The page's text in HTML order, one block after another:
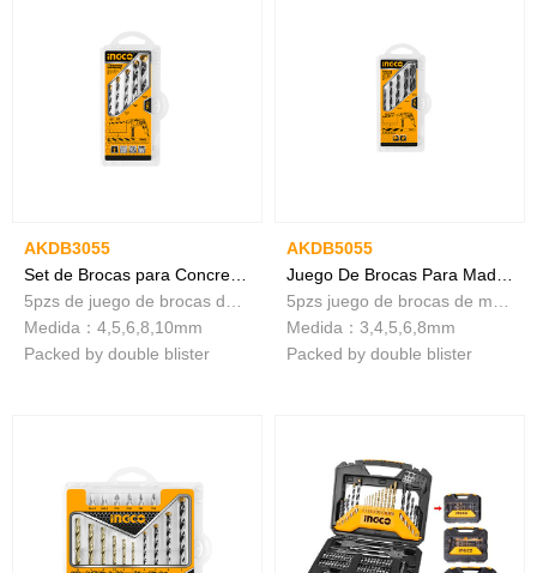
AKDB3055
Set de Brocas para Concreto - 5 piezas
5pzs de juego de brocas de mampostería
Medida：4,5,6,8,10mm
Packed by double blister
AKDB5055
Juego De Brocas Para Madera 5 Piezas
5pzs juego de brocas de madera
Medida：3,4,5,6,8mm
Packed by double blister